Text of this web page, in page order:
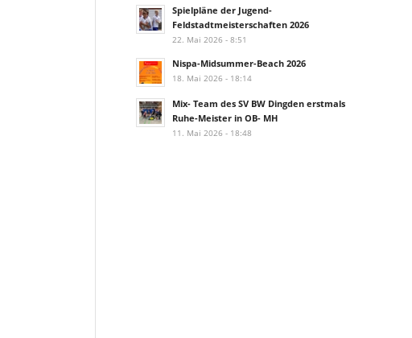
Spielpläne der Jugend-
Feldstadtmeisterschaften 2026
22. Mai 2026 - 8:51
Nispa-Midsummer-Beach 2026
18. Mai 2026 - 18:14
Mix- Team des SV BW Dingden erstmals
Ruhe-Meister in OB- MH
11. Mai 2026 - 18:48